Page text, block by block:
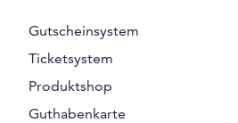
Gutscheinsystem
Ticketsystem
Produktshop
Guthabenkarte